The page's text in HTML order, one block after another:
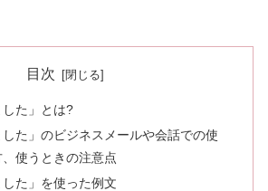
目次
した」とは?
した」のビジネスメールや会話での使
使うときの注意点
した」を使った例文